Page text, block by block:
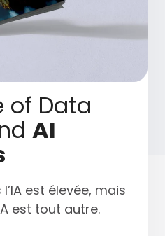
of Data
AI
est élevée, mais
est tout autre.